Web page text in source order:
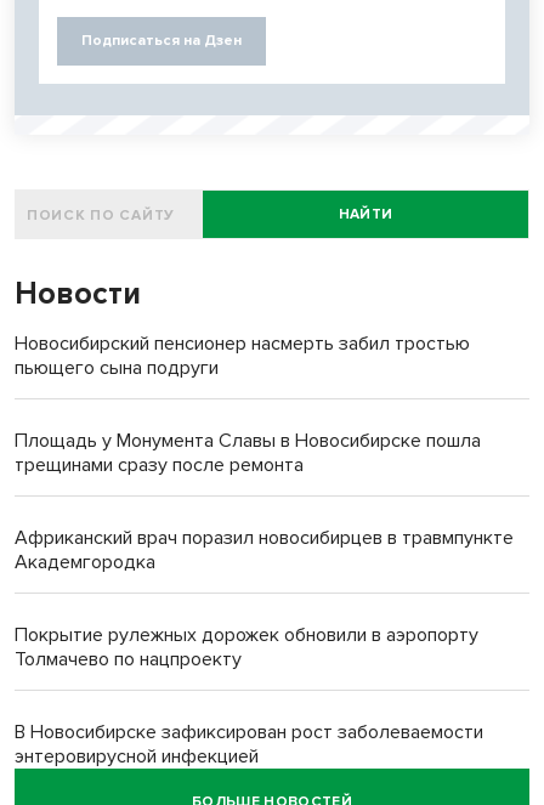
Подписаться на Дзен
НАЙТИ
Новости
Новосибирский пенсионер насмерть забил тростью
пьющего сына подруги
Площадь у Монумента Славы в Новосибирске пошла
трещинами сразу после ремонта
Африканский врач поразил новосибирцев в травмпункте
Академгородка
Покрытие рулежных дорожек обновили в аэропорту
Толмачево по нацпроекту
В Новосибирске зафиксирован рост заболеваемости
энтеровирусной инфекцией